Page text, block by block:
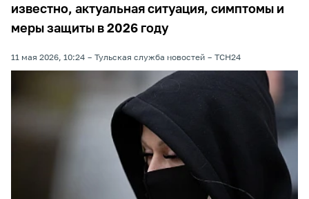
известно, актуальная ситуация, симптомы и
меры защиты в 2026 году
11 мая 2026, 10:24 Тульская служба новостей ТСН24